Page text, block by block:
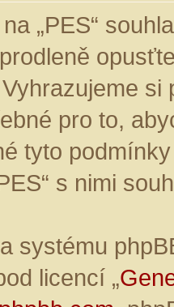
„PES“
pro to,
tyto
s nimi
systému
licencí „